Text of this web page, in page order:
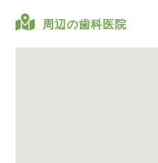
周辺の歯科医院